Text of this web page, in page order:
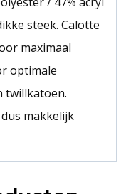
steek. Calotte
maximaal
optimale
twillkatoen.
makkelijk